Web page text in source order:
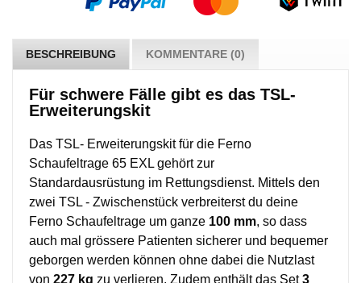
BESCHREIBUNG KOMMENTARE (0)
Für schwere Fälle gibt es das TSL-
Erweiterungskit
Das TSL- Erweiterungskit für die Ferno
Schaufeltrage 65 EXL gehört zur
Standardausrüstung im Rettungsdienst. Mittels den
zwei TSL - Zwischenstück verbreiterst du deine
Ferno Schaufeltrage um ganze 100 mm, so dass
auch mal grössere Patienten sicherer und bequemer
geborgen werden können ohne dabei die Nutzlast
von 227 kg zu verlieren. Zudem enthält das Set3